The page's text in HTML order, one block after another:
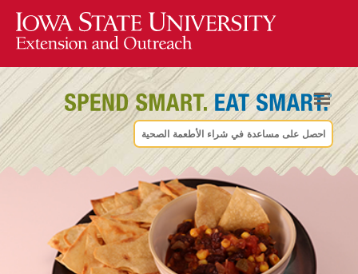
احصل على مساعدة في شراء الأطعمة الصحية